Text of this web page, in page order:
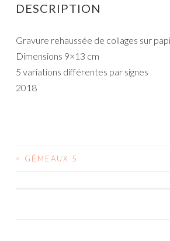
DESCRIPTION
Gravure rehaussée de collages sur
Dimensions 9×13 cm
5 variations différentes par signes
2018
NAVIGATION
< GÉMEAUX 5